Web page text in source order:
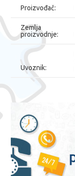
Proizvođač:
Zemlja
proizvodnje:
Uvoznik: